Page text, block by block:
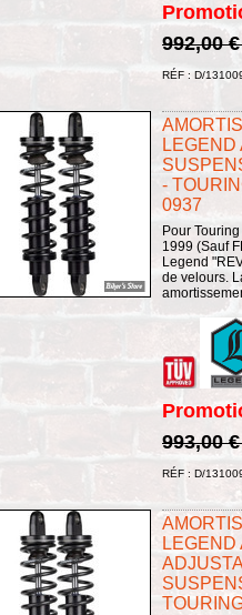
992,00
RÉF : D/
LEGEND
-
0937
Pour
1999 (Sauf
Legend
de velours.
993,00
RÉF : D/
LEGEND